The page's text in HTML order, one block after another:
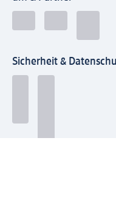
Sicherheit &